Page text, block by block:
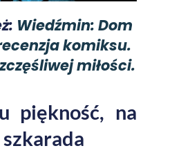
Wiedźmin: Dom
komiksu.
miłości.
piękność, na